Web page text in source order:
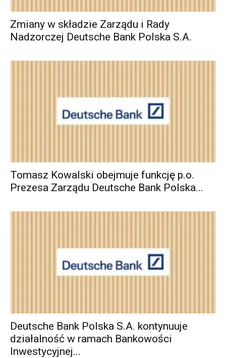
Zmiany w składzie Zarządu i Rady
Nadzorczej Deutsche Bank Polska S.A.
Tomasz Kowalski obejmuje funkcję p.o.
Prezesa Zarządu Deutsche Bank Polska...
Deutsche Bank Polska S.A. kontynuuje
działalność w ramach Bankowości
Inwestycyjnej...